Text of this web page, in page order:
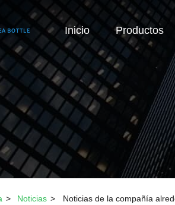
Inicio Productos
> Noticias > Noticias de la compañía